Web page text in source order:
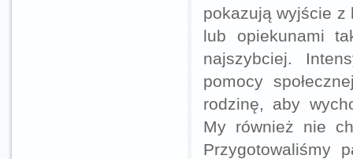
pokazują wyjście z
lub opiekunami
najszybciej.
pomocy
rodzinę, aby
My również nie
Przygotowaliśmy